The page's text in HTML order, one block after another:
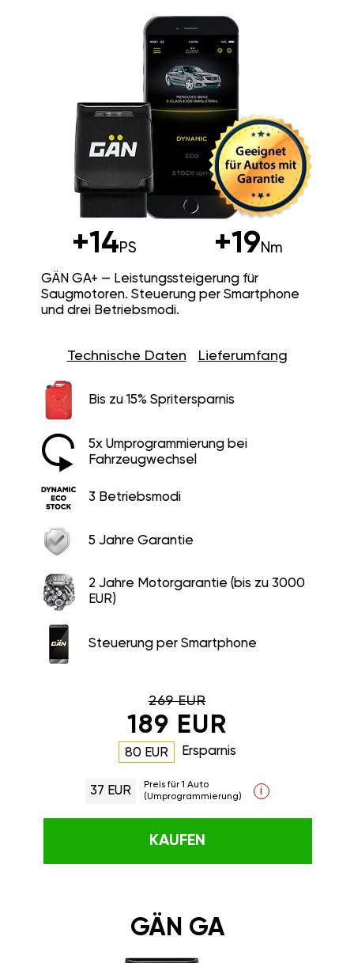
+14PS +19Nm
GÄN GA+ — Leistungssteigerung für
Saugmotoren. Steuerung per Smartphone
und drei Betriebsmodi.
Technische Daten Lieferumfang
Bis zu 15% Spritersparnis
5x Umprogrammierung bei
Fahrzeugwechsel
3 Betriebsmodi
5 Jahre Garantie
2 Jahre Motorgarantie (bis zu 3000
EUR)
Steuerung per Smartphone
269 EUR
189 EUR
80 EUR Ersparnis
37 EUR
Preis für 1 Auto
(Umprogrammierung)
i
KAUFEN
GÄN GA